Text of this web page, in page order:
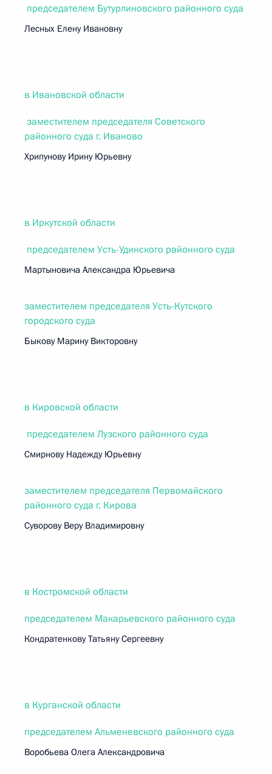
председателем Бутурлиновского районного суда
Лесных Елену Ивановну
в Ивановской области
заместителем председателя Советского
районного суда г. Иваново
Хрипунову Ирину Юрьевну
в Иркутской области
председателем Усть-Удинского районного суда
Мартыновича Александра Юрьевича
заместителем председателя Усть-Кутского
городского суда
Быкову Марину Викторовну
в Кировской области
председателем Лузского районного суда
Смирнову Надежду Юрьевну
заместителем председателя Первомайского
районного суда г. Кирова
Суворову Веру Владимировну
в Костромской области
председателем Макарьевского районного суда
Кондратенкову Татьяну Сергеевну
в Курганской области
председателем Альменевского районного суда
Воробьева Олега Александровича